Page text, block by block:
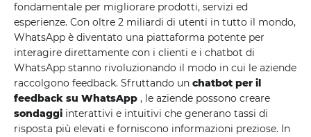
fondamentale per migliorare prodotti, servizi ed
esperienze. Con oltre 2 miliardi di utenti in tutto il mondo,
WhatsApp è diventato una piattaforma potente per
interagire direttamente con i clienti e i chatbot di
WhatsApp stanno rivoluzionando il modo in cui le aziende
raccolgono feedback. Sfruttando un chatbot per il
feedback su WhatsApp , le aziende possono creare
sondaggi interattivi e intuitivi che generano tassi di
risposta più elevati e forniscono informazioni preziose. In